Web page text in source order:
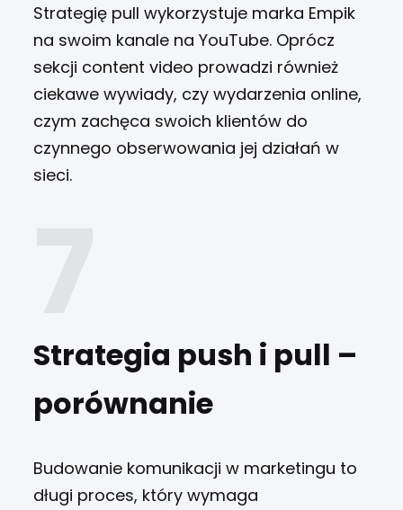
Strategię pull wykorzystuje marka Empik
na swoim kanale na YouTube. Oprócz
sekcji content video prowadzi również
ciekawe wywiady, czy wydarzenia online,
czym zachęca swoich klientów do
czynnego obserwowania jej działań w
sieci.
Strategia push i pull –
porównanie
Budowanie komunikacji w marketingu to
długi proces, który wymaga